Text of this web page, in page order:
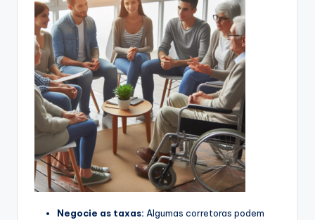
Negocie as taxas: Algumas corretoras podem